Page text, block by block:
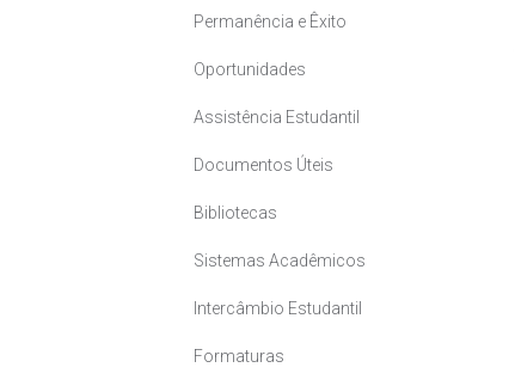
Permanência e Êxito
Oportunidades
Assistência Estudantil
Documentos Úteis
Bibliotecas
Sistemas Acadêmicos
Intercâmbio Estudantil
Formaturas